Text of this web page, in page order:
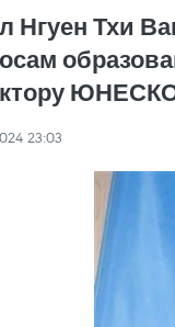
Нгуен Тхи
ЮНЕСКО
23:03